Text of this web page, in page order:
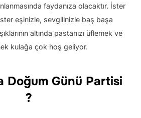
faydanıza olacaktır. İster
eşinizle, sevgilinizle baş başa
altında pastanızı üflemek ve
kulağa çok hoş geliyor.
Doğum Günü Partisi
?